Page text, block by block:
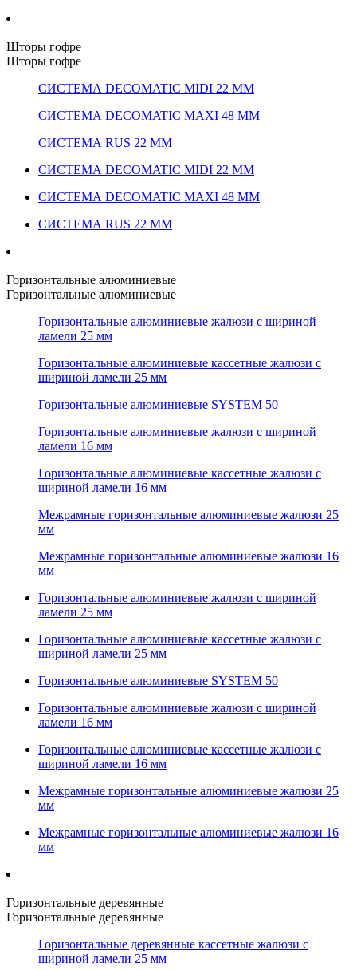
Шторы гофре
Шторы гофре
СИСТЕМА DECOMATIC MIDI 22 ММ
СИСТЕМА DECOMATIC MAXI 48 ММ
СИСТЕМА RUS 22 ММ
СИСТЕМА DECOMATIC MIDI 22 ММ
СИСТЕМА DECOMATIC MAXI 48 ММ
СИСТЕМА RUS 22 ММ
Горизонтальные алюминиевые
Горизонтальные алюминиевые
Горизонтальные алюминиевые жалюзи с шириной
ламели 25 мм
Горизонтальные алюминиевые кассетные жалюзи с
шириной ламели 25 мм
Горизонтальные алюминиевые SYSTEM 50
Горизонтальные алюминиевые жалюзи с шириной
ламели 16 мм
Горизонтальные алюминиевые кассетные жалюзи с
шириной ламели 16 мм
Межрамные горизонтальные алюминиевые жалюзи 25
мм
Межрамные горизонтальные алюминиевые жалюзи 16
мм
Горизонтальные алюминиевые жалюзи с шириной
ламели 25 мм
Горизонтальные алюминиевые кассетные жалюзи с
шириной ламели 25 мм
Горизонтальные алюминиевые SYSTEM 50
Горизонтальные алюминиевые жалюзи с шириной
ламели 16 мм
Горизонтальные алюминиевые кассетные жалюзи с
шириной ламели 16 мм
Межрамные горизонтальные алюминиевые жалюзи 25
мм
Межрамные горизонтальные алюминиевые жалюзи 16
мм
Горизонтальные деревянные
Горизонтальные деревянные
Горизонтальные деревянные кассетные жалюзи с
шириной ламели 25 мм